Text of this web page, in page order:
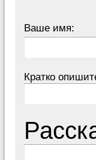
Ваше имя:
Кратко